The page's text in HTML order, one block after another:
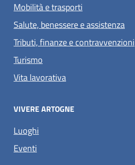
Mobilità e trasporti
Salute, benessere e assistenza
Tributi, finanze e contravvenzioni
Turismo
Vita lavorativa
VIVERE ARTOGNE
Luoghi
Eventi